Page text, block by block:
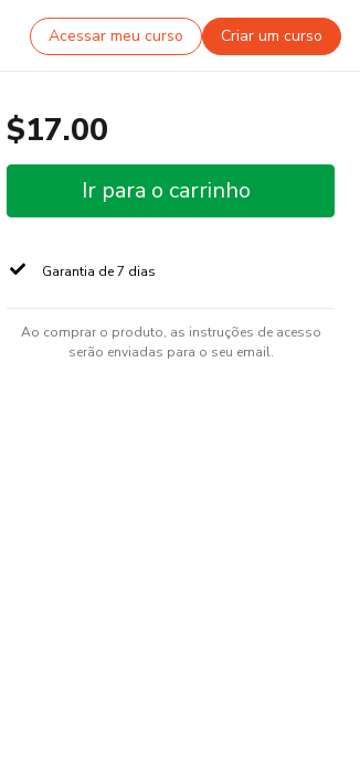
Acessar meu curso Criar um curso
$17.00
Ir para o carrinho
Garantia de 7 dias
Ao comprar o produto, as instruções de acesso
serão enviadas para o seu email.